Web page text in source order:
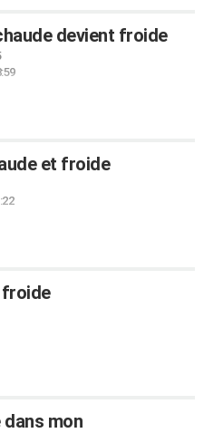
devient froide
et froide
froide
mon